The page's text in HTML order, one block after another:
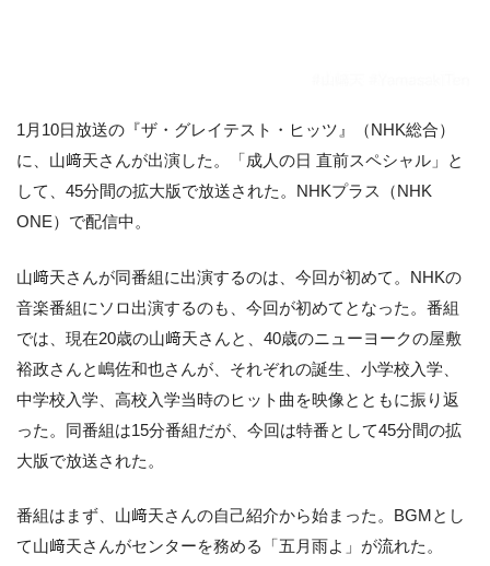
1月10日放送の『ザ・グレイテスト・ヒッツ』（NHK総合）
に、山﨑天さんが出演した。「成人の日 直前スペシャル」と
して、45分間の拡大版で放送された。NHKプラス（NHK
ONE）で配信中。
山﨑天さんが同番組に出演するのは、今回が初めて。NHKの
音楽番組にソロ出演するのも、今回が初めてとなった。番組
では、現在20歳の山﨑天さんと、40歳のニューヨークの屋敷
裕政さんと嶋佐和也さんが、それぞれの誕生、小学校入学、
中学校入学、高校入学当時のヒット曲を映像とともに振り返
った。同番組は15分番組だが、今回は特番として45分間の拡
大版で放送された。
番組はまず、山﨑天さんの自己紹介から始まった。BGMとし
て山﨑天さんがセンターを務める「五月雨よ」が流れた。